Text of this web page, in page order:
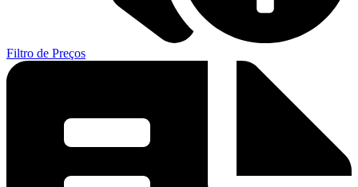
Filtro de Preços